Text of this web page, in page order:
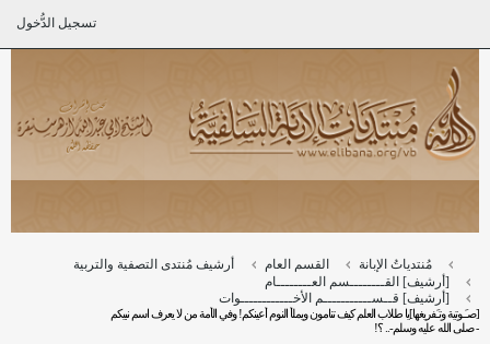
تسجيل الدُّخول
مُنتدياتُ الإبانة القسم العام
أرشيف مُنتدى التصفية والتربية
[أرشيف] القــــــــسم العــــــــام
[أرشيف] قــســـــــــــم الأخــــــــــــوات
[صـَـوتية وتـَفريغها]يا طلاب العلم كيف تنامون ويملأ النوم أعينكم! وفي الأمة من لا يعرف اسم نبيكم
- صلى الله عليه وسلم-.. ؟!